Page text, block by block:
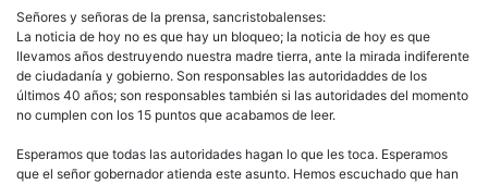
Señores y señoras de la prensa, sancristobalenses:
La noticia de hoy no es que hay un bloqueo; la noticia de hoy es que
llevamos años destruyendo nuestra madre tierra, ante la mirada indiferente
de ciudadanía y gobierno. Son responsables las autoridaddes de los
últimos 40 años; son responsables también si las autoridades del momento
no cumplen con los 15 puntos que acabamos de leer.
Esperamos que todas las autoridades hagan lo que les toca. Esperamos
que el señor gobernador atienda este asunto. Hemos escuchado que han